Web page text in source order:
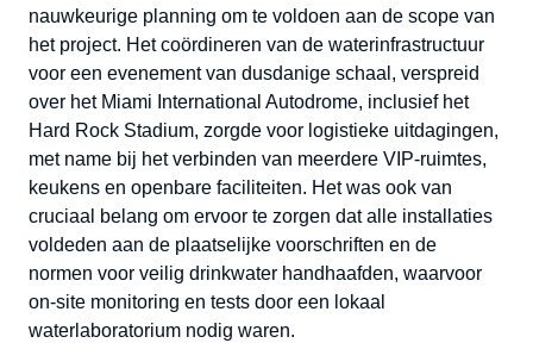
nauwkeurige planning om te voldoen aan de scope van
het project. Het coördineren van de waterinfrastructuur
voor een evenement van dusdanige schaal, verspreid
over het Miami International Autodrome, inclusief het
Hard Rock Stadium, zorgde voor logistieke uitdagingen,
met name bij het verbinden van meerdere VIP-ruimtes,
keukens en openbare faciliteiten. Het was ook van
cruciaal belang om ervoor te zorgen dat alle installaties
voldeden aan de plaatselijke voorschriften en de
normen voor veilig drinkwater handhaafden, waarvoor
on-site monitoring en tests door een lokaal
waterlaboratorium nodig waren.